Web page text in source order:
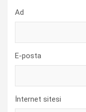
Ad
E-posta
İnternet sitesi